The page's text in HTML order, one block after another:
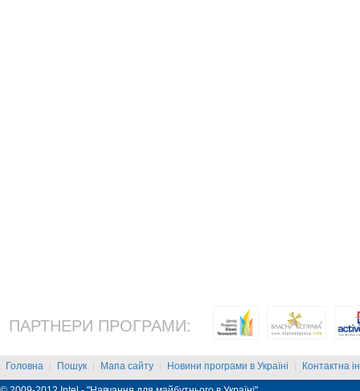
ПАРТНЕРИ ПРОГРАМИ:
Головна | Пошук | Мапа сайту | Новини програми в Україні | Контактна